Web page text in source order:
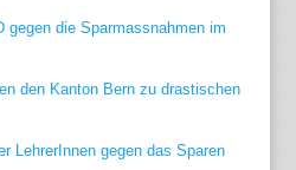
gegen die Sparmassnahmen im
den Kanton Bern zu drastischen
LehrerInnen gegen das Sparen